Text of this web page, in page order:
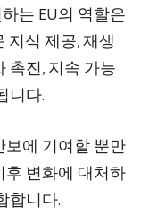
는 EU의 역할은
지식 제공, 재생
촉진, 지속 가능
니다.
에 기여할 뿐만
변화에 대처하
합니다.